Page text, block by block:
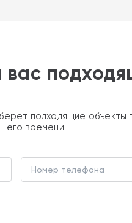
вас
подходящие объекты
времени